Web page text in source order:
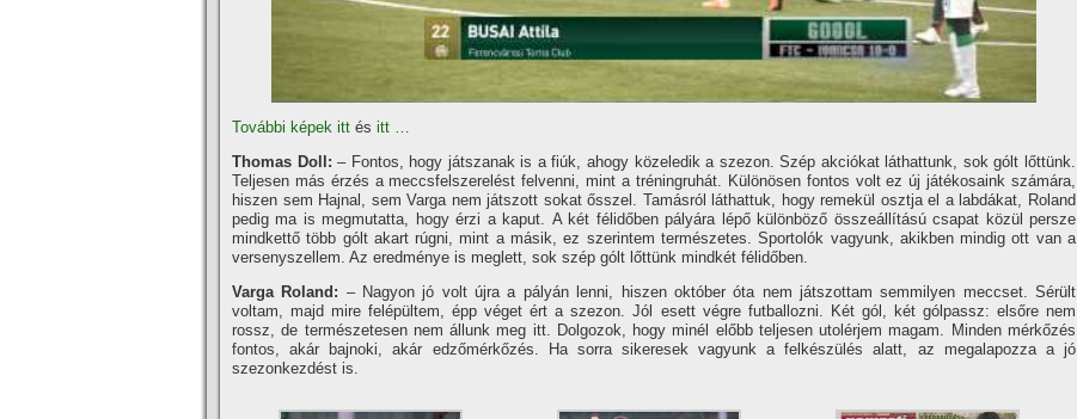
További képek itt és itt …
Thomas Doll: – Fontos, hogy játszanak is a fiúk, ahogy közeledik a szezon. Szép akciókat láthattunk, sok gólt lőttünk.
Teljesen más érzés a meccsfelszerelést felvenni, mint a tréningruhát. Különösen fontos volt ez új játékosaink számára,
hiszen sem Hajnal, sem Varga nem játszott sokat ősszel. Tamásról láthattuk, hogy remekül osztja el a labdákat, Roland
pedig ma is megmutatta, hogy érzi a kaput. A két félidőben pályára lépő különböző összeállí­tású csapat közül persze
mindkettő több gólt akart rúgni, mint a másik, ez szerintem természetes. Sportolók vagyunk, akikben mindig ott van a
versenyszellem. Az eredménye is meglett, sok szép gólt lőttünk mindkét félidőben.
Varga Roland: – Nagyon jó volt újra a pályán lenni, hiszen október óta nem játszottam semmilyen meccset. Sérült
voltam, majd mire felépültem, épp véget ért a szezon. Jól esett végre futballozni. Két gól, két gólpassz: elsőre nem
rossz, de természetesen nem állunk meg itt. Dolgozok, hogy minél előbb teljesen utolérjem magam. Minden mérkőzés
fontos, akár bajnoki, akár edzőmérkőzés. Ha sorra sikeresek vagyunk a felkészülés alatt, az megalapozza a jó
szezonkezdést is.